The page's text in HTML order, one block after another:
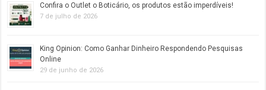
Confira o Outlet o Boticário, os produtos estão imperdíveis!
7 de julho de 2026
King Opinion: Como Ganhar Dinheiro Respondendo Pesquisas
Online
29 de junho de 2026